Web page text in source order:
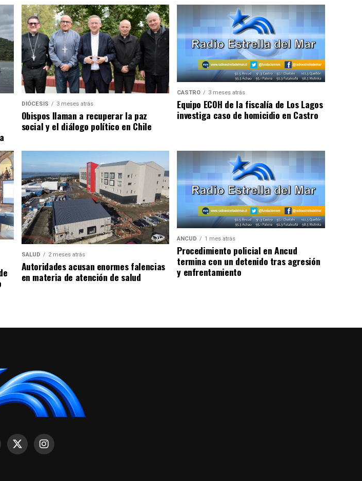
DIÓCESIS 3 meses atrás
Obispos llaman a recuperar la paz
social y el diálogo político en Chile
CASTRO 3 meses atrás
Equipo ECOH de la fiscalía de Los Lagos
investiga caso de homicidio en Castro
SALUD 2 meses atrás
Autoridades acusan enormes falencias
en materia de atención de salud
ANCUD 1 mes atrás
Procedimiento policial en Ancud
termina con un detenido tras agresión
y enfrentamiento